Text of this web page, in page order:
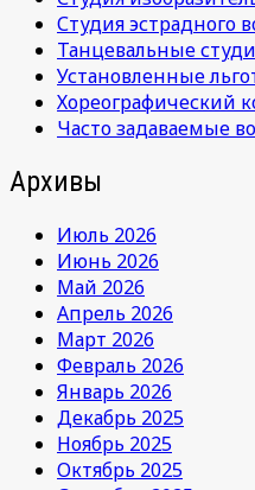
Студия эстрадного
Танцевальные
Установленные
Хореографический
Часто задаваемые
Архивы
Июль 2026
Июнь 2026
Май 2026
Апрель 2026
Март 2026
Февраль 2026
Январь 2026
Декабрь 2025
Ноябрь 2025
Октябрь 2025